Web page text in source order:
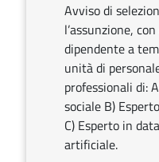
Avviso di
l’assunzione,
dipendente a
unità di
professionali di:
sociale B)
C) Esperto in
artificiale.